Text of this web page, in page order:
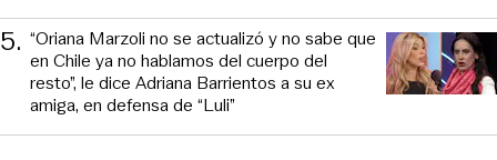
5. “Oriana Marzoli no se actualizó y no sabe que
en Chile ya no hablamos del cuerpo del
resto”, le dice Adriana Barrientos a su ex
amiga, en defensa de “Luli”